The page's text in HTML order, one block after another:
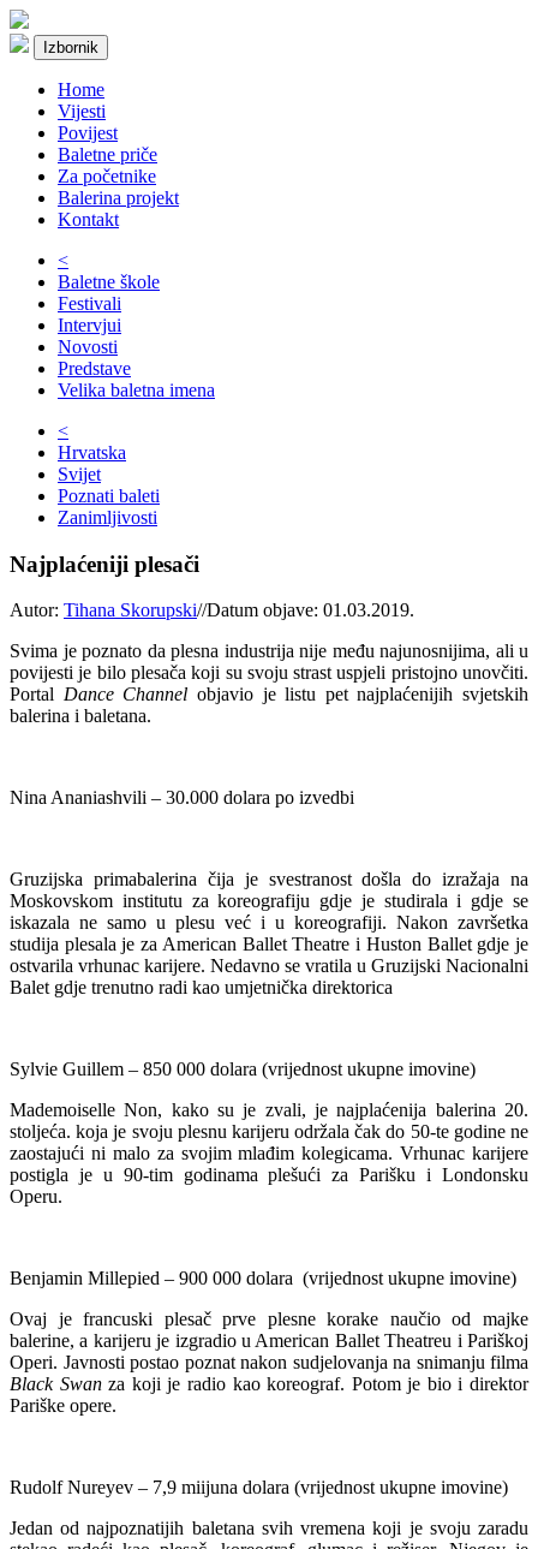
Izbornik
Home
Vijesti
Povijest
Baletne priče
Za početnike
Balerina projekt
Kontakt
<
Baletne škole
Festivali
Intervjui
Novosti
Predstave
Velika baletna imena
<
Hrvatska
Svijet
Poznati baleti
Zanimljivosti
Najplaćeniji plesači
Autor: Tihana Skorupski//Datum objave: 01.03.2019.
Svima je poznato da plesna industrija nije među najunosnijima, ali u
povijesti je bilo plesača koji su svoju strast uspjeli pristojno unovčiti.
Portal Dance Channel objavio je listu pet najplaćenijih svjetskih
balerina i baletana.
Nina Ananiashvili – 30.000 dolara po izvedbi
Gruzijska primabalerina čija je svestranost došla do izražaja na
Moskovskom institutu za koreografiju gdje je studirala i gdje se
iskazala ne samo u plesu već i u koreografiji. Nakon završetka
studija plesala je za American Ballet Theatre i Huston Ballet gdje je
ostvarila vrhunac karijere. Nedavno se vratila u Gruzijski Nacionalni
Balet gdje trenutno radi kao umjetnička direktorica
Sylvie Guillem – 850 000 dolara (vrijednost ukupne imovine)
Mademoiselle Non, kako su je zvali, je najplaćenija balerina 20.
stoljeća. koja je svoju plesnu karijeru održala čak do 50-te godine ne
zaostajući ni malo za svojim mlađim kolegicama. Vrhunac karijere
postigla je u 90-tim godinama plešući za Parišku i Londonsku
Operu.
Benjamin Millepied – 900 000 dolara (vrijednost ukupne imovine)
Ovaj je francuski plesač prve plesne korake naučio od majke
balerine, a karijeru je izgradio u American Ballet Theatreu i Pariškoj
Operi. Javnosti postao poznat nakon sudjelovanja na snimanju filma
Black Swanza koji je radio kao koreograf. Potom je bio i direktor
Pariške opere.
Rudolf Nureyev – 7,9 miijuna dolara (vrijednost ukupne imovine)
Jedan od najpoznatijih baletana svih vremena koji je svoju zaradu